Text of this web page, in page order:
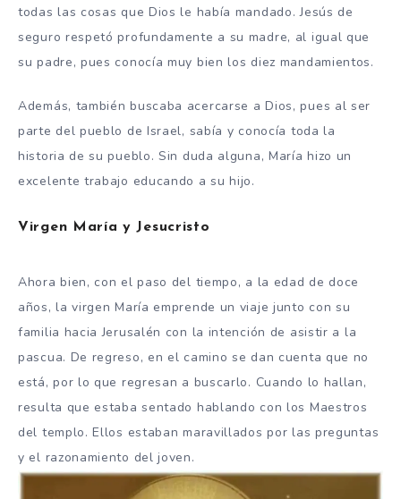
todas las cosas que Dios le había mandado. Jesús de
seguro respetó profundamente a su madre, al igual que
su padre, pues conocía muy bien los diez mandamientos.
Además, también buscaba acercarse a Dios, pues al ser
parte del pueblo de Israel, sabía y conocía toda la
historia de su pueblo. Sin duda alguna, María hizo un
excelente trabajo educando a su hijo.
Virgen María y Jesucristo
Ahora bien, con el paso del tiempo, a la edad de doce
años, la virgen María emprende un viaje junto con su
familia hacia Jerusalén con la intención de asistir a la
pascua. De regreso, en el camino se dan cuenta que no
está, por lo que regresan a buscarlo. Cuando lo hallan,
resulta que estaba sentado hablando con los Maestros
del templo. Ellos estaban maravillados por las preguntas
y el razonamiento del joven.